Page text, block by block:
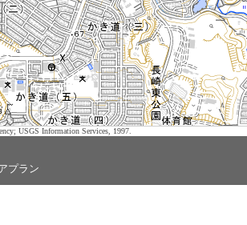
USGS Information Services, 1997.
プラン